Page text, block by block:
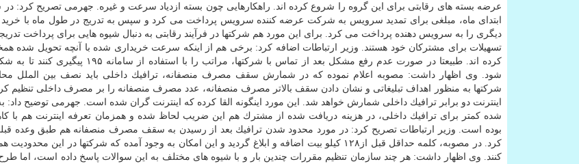
عرضه بسته های رقابتی برای این گروه را شروع كرده اند. راهكارهایی چون بسته ازدیاد سرعت و غیره. جهرمی تصریح كرد:
ابتدای ماه، مبلغی برای تمدید سرویس به شركت عرضه كننده سرویس پرداخت می كرد و سپس به تدریج در طول ماه با خرید
دیگری را به سرویس دهنده پرداخت می كرد. برای این مورد هم شركتها در فرآیند رقابتی به دنبال شیوه هایی برای پرداخت
تسهیلات برای مشتركان خود هستند. وزیر ارتباطات اضافه كرد: برخی هم از اینكه سرعت خریداری شده با آنچه تحویل شده
كرده اند. طبیعتا در صورت عدم رفع مشكل بعد از تماس با شركتها، مراتب
شود. وی اظهار داشت: مصوبه اعلام نموده كه در شمارش سقف مصرف منصفانه، ترافیك داخلی باید نصف بین الملل
شركتها به منظور اهداف تبلیغاتی و نشان دادن سقف بالاتر مصرف منصفانه، عدد مصرف منصفانه را بر مصرف داخلی تنظیم
اینترنت دو برابر ترافیك داخلی شمارش خواهد شد. این مورد اینگونه القا كرده كه اینترنت گران شده است. جهرمی توضیح داد:
شده كمتر برای ترافیك داخلی، در هزینه دریافت شده از مشترك هم این ضریب لحاظ شده و همزمان تعرفه اینترنت هم با
بوده است. وزیر ارتباطات تصریح كرد: در مورد محدود شدن ترافیك بعد از رسیدن به سقف مصرف منصفانه هم طبق وعده
كرد. در مصوبه، كلمه حداقل قبل از۱۲۸ كیلو بیت اضافه و ابلاغ گردید و این امكان به وجود آمده كه شركتها در این
كنند. وی اظهار داشت: هر چند سازمان تنظیم مقررات چندین بار و با شیوه های مختلف به این سوالات پاسخ داده است، اما طرح